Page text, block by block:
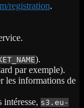
registration.
).
par exemple).
les informations de
intéresse, s3.eu-